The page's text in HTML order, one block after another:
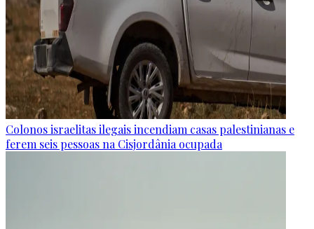
Colonos israelitas ilegais incendiam casas palestinianas e
ferem seis pessoas na Cisjordânia ocupada